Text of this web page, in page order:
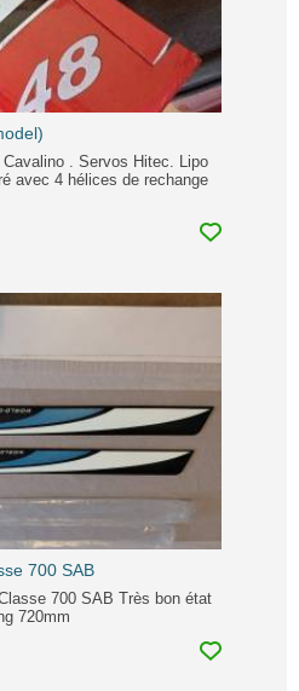
. Servos Hitec. Lipo
avec 4 hélices de rechange
700 SAB
700 SAB Très bon état
720mm